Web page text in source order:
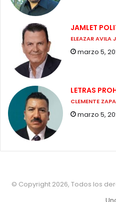
JAMLET
ELEAZAR
marzo 5,
LETRAS
CLEMENTE
marzo 5,
© Copyright 2026, Todos los